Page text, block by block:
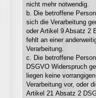
nicht mehr notwendig.
b. Die betroffene
sich die Verarbeitung
oder Artikel 9 Absatz 2
fehlt an einer
Verarbeitung.
c. Die betroffene
DSGVO Widerspruch
liegen keine
Verarbeitung vor, oder
Artikel 21 Absatz 2